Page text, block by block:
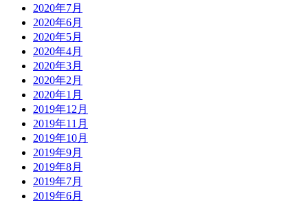
2020年7月
2020年6月
2020年5月
2020年4月
2020年3月
2020年2月
2020年1月
2019年12月
2019年11月
2019年10月
2019年9月
2019年8月
2019年7月
2019年6月